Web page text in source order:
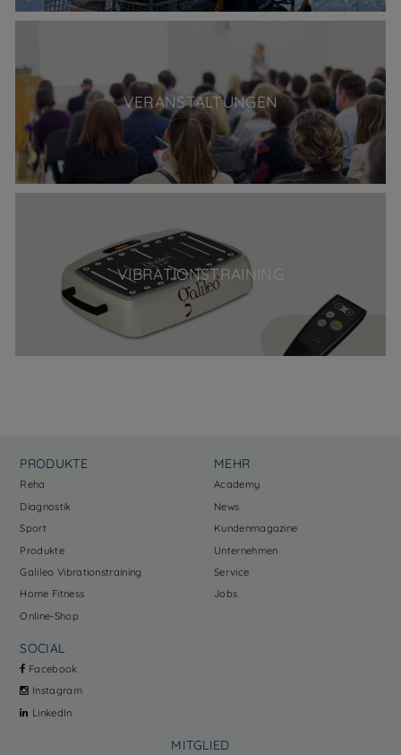
VERANSTALTUNGEN
VIBRATIONSTRAINING
PRODUKTE
Reha
Diagnostik
Sport
Produkte
Galileo Vibrationstraining
Home Fitness
Online-Shop
MEHR
Academy
News
Kundenmagazine
Unternehmen
Service
Jobs
SOCIAL
Facebook
Instagram
LinkedIn
MITGLIED